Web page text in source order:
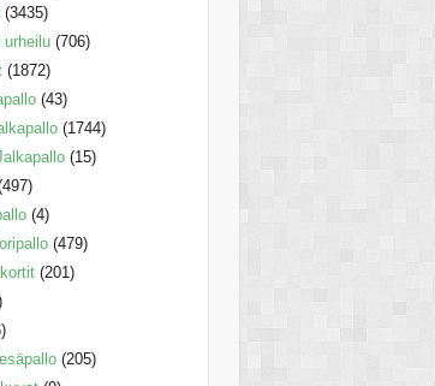
(3435)
urheilu (706)
(1872)
(43)
(1744)
(15)
(4)
(479)
(201)
(205)